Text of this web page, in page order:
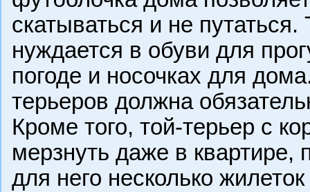
скатываться и не
нуждается в обуви для
погоде и носочках для
терьеров должна
Кроме того, той-терьер с
мерзнуть даже в квартире,
для него несколько